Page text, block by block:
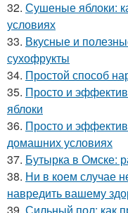
32. Сушеные яблоки:
условиях
33. Вкусные и
сухофрукты
34. Простой способ
35. Просто и
яблоки
36. Просто и
домашних условиях
37. Бутырка в Омске:
38. Ни в коем случае
навредить вашему